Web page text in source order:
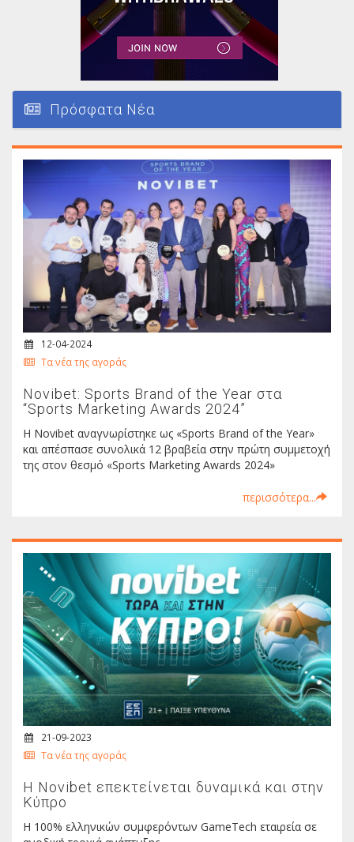
Πρόσφατα Νέα
12-04-2024
Τα νέα της αγοράς
Novibet: Sports Brand of the Year στα
“Sports Marketing Awards 2024”
Η Νοvibet αναγνωρίστηκε ως «Sports Brand of the Year»
και απέσπασε συνολικά 12 βραβεία στην πρώτη συμμετοχή
της στον θεσμό «Sports Marketing Awards 2024»
περισσότερα...
21-09-2023
Τα νέα της αγοράς
H Novibet επεκτείνεται δυναμικά και στην
Κύπρο
Η 100% ελληνικών συμφερόντων GameTech εταιρεία σε